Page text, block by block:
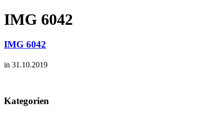
IMG 6042
IMG 6042
in 31.10.2019
Kategorien